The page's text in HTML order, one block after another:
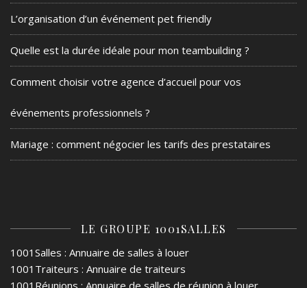
L’organisation d’un événement pet friendly
Quelle est la durée idéale pour mon teambuilding ?
Comment choisir votre agence d’accueil pour vos
événements professionnels ?
Mariage : comment négocier les tarifs des prestataires
LE GROUPE 1001SALLES
1001Salles : Annuaire de salles à louer
1001Traiteurs : Annuaire de traiteurs
1001Réunions : Annuaire de salles de réunion à louer